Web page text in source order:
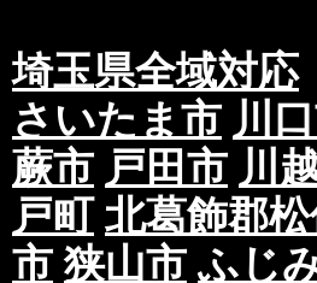
埼玉県全域対応
さいたま市 川
蕨市 戸田市 川
戸町 北葛飾郡
市 狭山市 ふじ